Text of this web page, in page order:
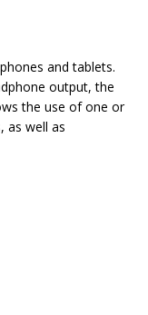
and tablets.
output, the
the use of one or
as well as